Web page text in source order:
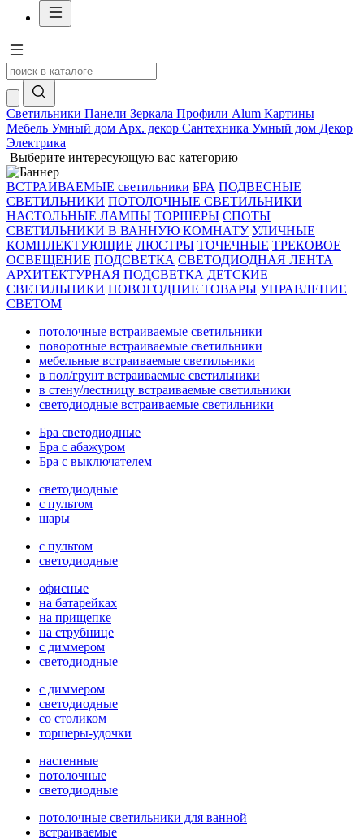
Светильники Панели Зеркала Профили Alum Картины
Мебель Умный дом Арх. декор Сантехника Умный дом Декор
Электрика
Выберите интересующую вас категорию
ВСТРАИВАЕМЫЕ светильники БРА ПОДВЕСНЫЕ
СВЕТИЛЬНИКИ ПОТОЛОЧНЫЕ СВЕТИЛЬНИКИ
НАСТОЛЬНЫЕ ЛАМПЫ ТОРШЕРЫ СПОТЫ
СВЕТИЛЬНИКИ В ВАННУЮ КОМНАТУ УЛИЧНЫЕ
КОМПЛЕКТУЮЩИЕ ЛЮСТРЫ ТОЧЕЧНЫЕ ТРЕКОВОЕ
ОСВЕЩЕНИЕ ПОДСВЕТКА СВЕТОДИОДНАЯ ЛЕНТА
АРХИТЕКТУРНАЯ ПОДСВЕТКА ДЕТСКИЕ
СВЕТИЛЬНИКИ НОВОГОДНИЕ ТОВАРЫ УПРАВЛЕНИЕ
СВЕТОМ
потолочные встраиваемые светильники
поворотные встраиваемые светильники
мебельные встраиваемые светильники
в пол/грунт встраиваемые светильники
в стену/лестницу встраиваемые светильники
светодиодные встраиваемые светильники
Бра светодиодные
Бра с абажуром
Бра с выключателем
светодиодные
с пультом
шары
с пультом
светодиодные
офисные
на батарейках
на прищепке
на струбнице
с диммером
светодиодные
с диммером
светодиодные
со столиком
торшеры-удочки
настенные
потолочные
светодиодные
потолочные светильники для ванной
встраиваемые